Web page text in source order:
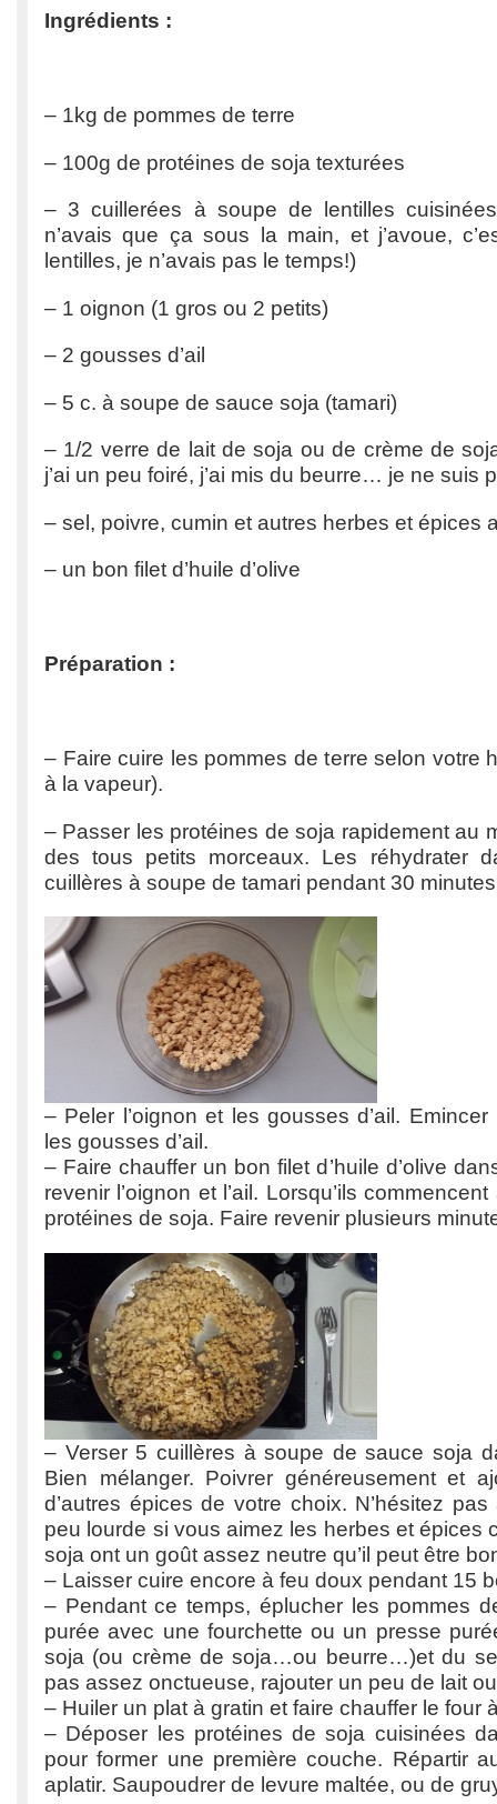
Ingrédients :
– 1kg de pommes de terre
– 100g de protéines de soja texturées
– 3 cuillerées à soupe de lentilles
n’avais que ça sous la main, et j’avoue,
lentilles, je n’avais pas le temps!)
– 1 oignon (1 gros ou 2 petits)
– 2 gousses d’ail
– 5 c. à soupe de sauce soja (tamari)
– 1/2 verre de lait de soja ou de crème de
j’ai un peu foiré, j’ai mis du beurre… je ne suis
– sel, poivre, cumin et autres herbes et épices
– un bon filet d’huile d’olive
Préparation :
– Faire cuire les pommes de terre selon votre
à la vapeur).
– Passer les protéines de soja rapidement au
des tous petits morceaux. Les réhydrater
cuillères à soupe de tamari pendant 30
– Peler l’oignon et les gousses d’ail. Emincer
les gousses d’ail.
– Faire chauffer un bon filet d’huile d’olive
revenir l’oignon et l’ail. Lorsqu’ils
protéines de soja. Faire revenir plusieurs
– Verser 5 cuillères à soupe de sauce soja
Bien mélanger. Poivrer généreusement et
d’autres épices de votre choix. N’hésitez
peu lourde si vous aimez les herbes et épices
soja ont un goût assez neutre qu’il peut être
– Laisser cuire encore à feu doux pendant 15
– Pendant ce temps, éplucher les pommes
purée avec une fourchette ou un presse
soja (ou crème de soja…ou beurre…)et du
pas assez onctueuse, rajouter un peu de lait
– Huiler un plat à gratin et faire chauffer le four
– Déposer les protéines de soja cuisinées
pour former une première couche. Répartir
aplatir. Saupoudrer de levure maltée, ou de